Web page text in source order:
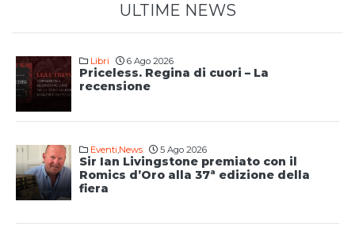
ULTIME NEWS
Libri 6 Ago 2026
Priceless. Regina di cuori – La
recensione
Eventi,News 5 Ago 2026
Sir Ian Livingstone premiato con il
Romics d’Oro alla 37ª edizione della
fiera